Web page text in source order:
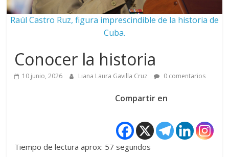
Raúl Castro Ruz, figura imprescindible de la historia de
Cuba.
Conocer la historia
10 junio, 2026 Liana Laura Gavilla Cruz 0 comentarios
Compartir en
Tiempo de lectura aprox: 57 segundos